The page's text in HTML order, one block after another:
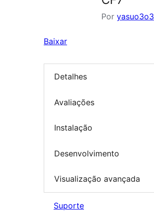
Por yasuo3o3
Baixar
Detalhes
Avaliações
Instalação
Desenvolvimento
Visualização avançada
Suporte